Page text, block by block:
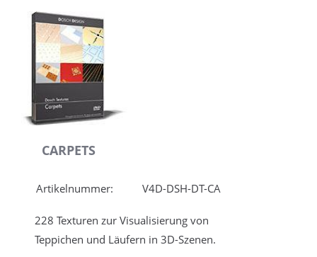
CARPETS
Artikelnummer: V4D-DSH-DT-CA
228 Texturen zur Visualisierung von
Teppichen und Läufern in 3D-Szenen.